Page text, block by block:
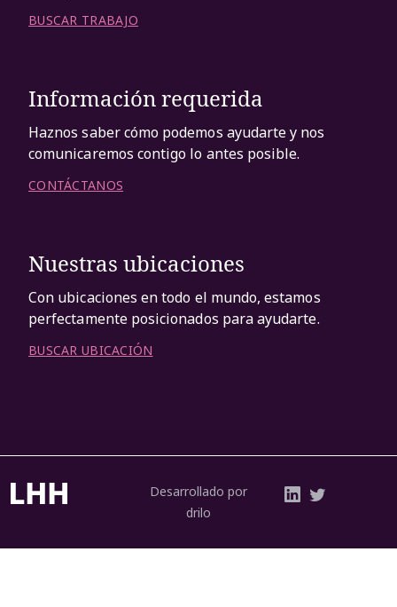
BUSCAR TRABAJO
Información requerida
Haznos saber cómo podemos ayudarte y nos
comunicaremos contigo lo antes posible.
CONTÁCTANOS
Nuestras ubicaciones
Con ubicaciones en todo el mundo, estamos
perfectamente posicionados para ayudarte.
BUSCAR UBICACIÓN
Desarrollado por
drilo